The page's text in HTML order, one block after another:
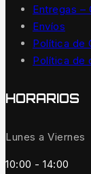
Entregas –
Envíos
Política de
Política de
HORARIOS
Lunes a Viernes
10:00 - 14:00